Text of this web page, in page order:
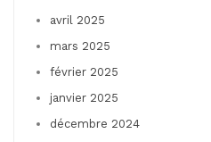
avril 2025
mars 2025
février 2025
janvier 2025
décembre 2024